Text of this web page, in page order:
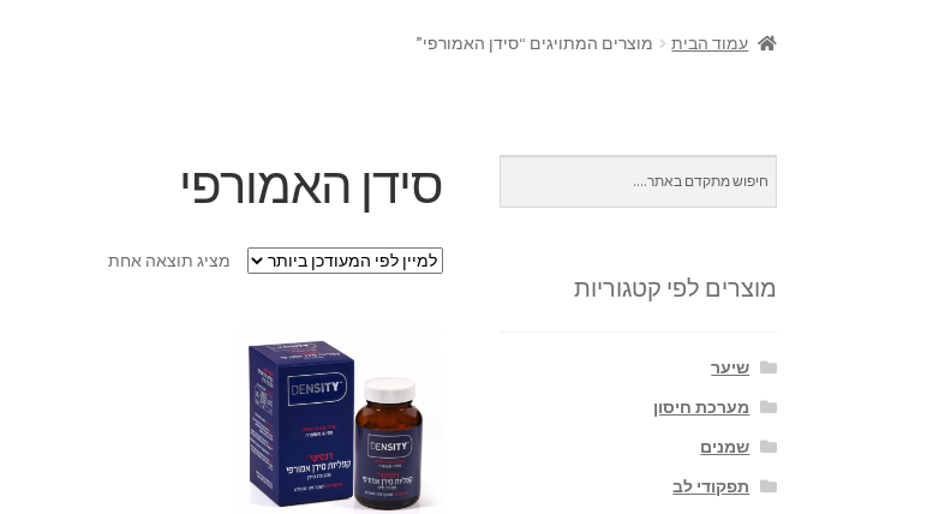
עמוד הבית מוצרים המתויגים “סידן האמורפי”
סידן האמורפי
מציג תוצאה אחת
מוצרים לפי קטגוריות
שיער
מערכת חיסון
שמנים
תפקודי לב